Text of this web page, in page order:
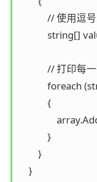
// 使
string[]
// 打印
foreach
            {
            }
        }
    }